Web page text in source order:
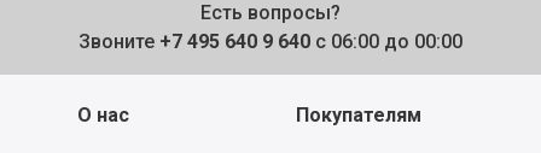
Есть вопросы?
Звоните +7 495 640 9 640 с 06:00 до 00:00
О нас Покупателям